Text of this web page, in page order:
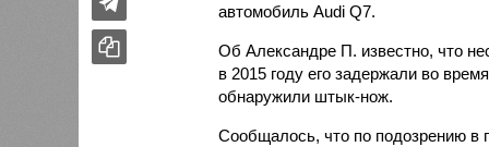
автомобиль Audi Q7.
Об Александре П. известно, что
в 2015 году его задержали во
обнаружили штык-нож.
Сообщалось, что по подозрению в